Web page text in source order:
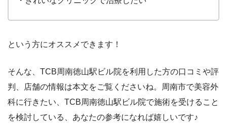
という方にオススメできます！
そんな、TCB周南徳山駅ビル院を利用した方の口コミや評
判、店舗の情報は本文をご覧くださいね。
周南市で美容外
科に行きたい、TCB周南徳山駅ビル院で施術を受けること
を検討している、あなたの参考になれば嬉しいです♪